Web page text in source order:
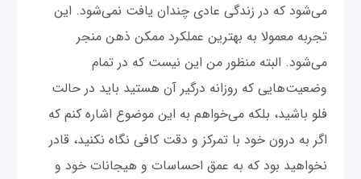
می‌شود که در زندگی عادی چندان یافت نمی‌شود. این
تجربه معمولا به بهترین عملکرد ممکن ذهن منجر
می‌شود. البته منظور من این نیست که در تمام
وضعیت‌هایی که روزانه درگیر آن هستید باید در حالت
فلو باشید، بلکه می‌خواهم به این موضوع اشاره کنم که
اگر به درون خود با تمرکز و دقت کافی نگاه نکنید، قادر
نخواهید بود که به عمق احساسات و هیجانات خود و